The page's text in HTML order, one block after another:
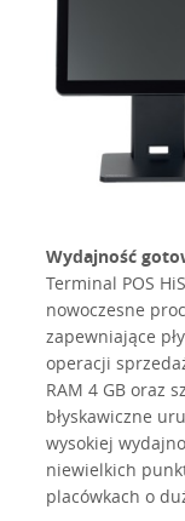
Wydajność
Terminal POS
nowoczesne
zapewniające
operacji
RAM 4 GB oraz
błyskawiczne
wysokiej
niewielkich
placówkach o